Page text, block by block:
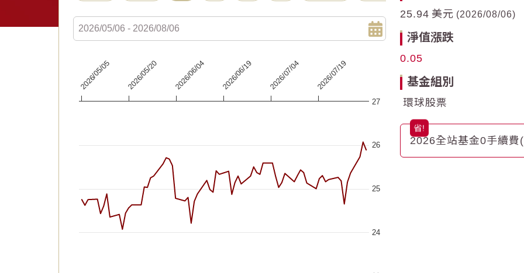
Line chart with 66 data points.
The chart has 1 X axis displaying Time. Data ranges from 2026-05-05 00:00:00 to 2026-08-04 00:00:00.
24
25
26
27
2026/05/05 2026/05/20 2026/06/04 2026/06/19 2026/07/04 2026/07/19
25.94 美元 2026/08/06
淨值漲跌
0.05
基金組別
環球股票
2026全站基金0手續費